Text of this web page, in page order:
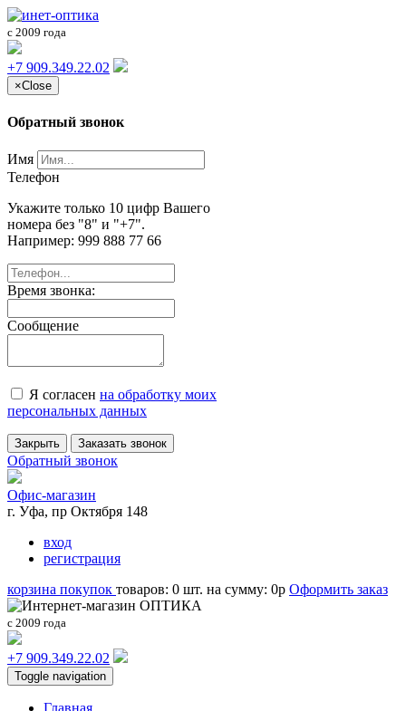
с 2009 года
+7 909.349.22.02
×Close
Обратный звонок
Имя
Телефон
Укажите только 10 цифр Вашего
номера без "8" и "+7".
Например: 999 888 77 66
Время звонка:
Сообщение
Я согласен на обработку моих
персональных данных
Закрыть Заказать звонок
Обратный звонок
Офис-магазин
г. Уфа, пр Октября 148
вход
регистрация
корзина покупок товаров: 0 шт. на сумму: 0p Оформить заказ
с 2009 года
+7 909.349.22.02
Toggle navigation
Главная